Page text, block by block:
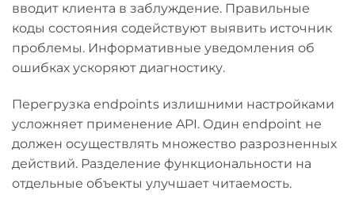
вводит клиента в заблуждение. Правильные
коды состояния содействуют выявить источник
проблемы. Информативные уведомления об
ошибках ускоряют диагностику.
Перегрузка endpoints излишними настройками
усложняет применение API. Один endpoint не
должен осуществлять множество разрозненных
действий. Разделение функциональности на
отдельные объекты улучшает читаемость.